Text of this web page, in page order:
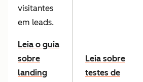
visitantes
em leads.
Leia o guia
sobre
landing
Leia sobre
testes de